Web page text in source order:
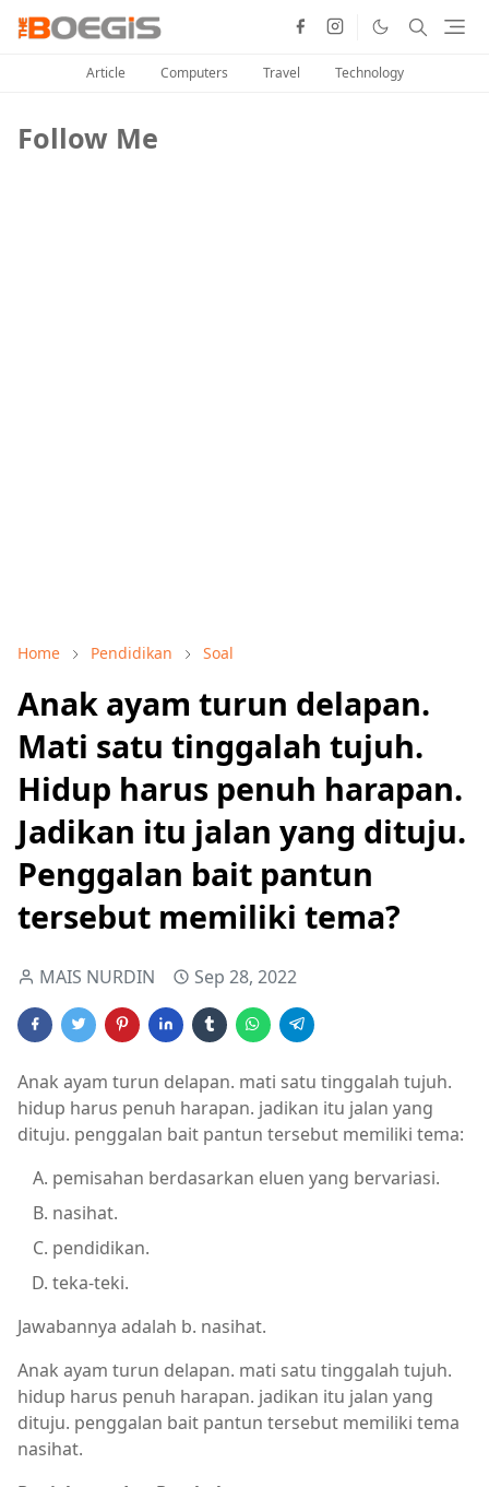
Article Computers Travel Technology
Follow Me
Home Pendidikan Soal
Anak ayam turun delapan.
Mati satu tinggalah tujuh.
Hidup harus penuh harapan.
Jadikan itu jalan yang dituju.
Penggalan bait pantun
tersebut memiliki tema?
MAIS NURDIN Sep 28, 2022
Anak ayam turun delapan. mati satu tinggalah tujuh.
hidup harus penuh harapan. jadikan itu jalan yang
dituju. penggalan bait pantun tersebut memiliki tema:
pemisahan berdasarkan eluen yang bervariasi.
nasihat.
pendidikan.
teka-teki.
Jawabannya adalah b. nasihat.
Anak ayam turun delapan. mati satu tinggalah tujuh.
hidup harus penuh harapan. jadikan itu jalan yang
dituju. penggalan bait pantun tersebut memiliki tema
nasihat.